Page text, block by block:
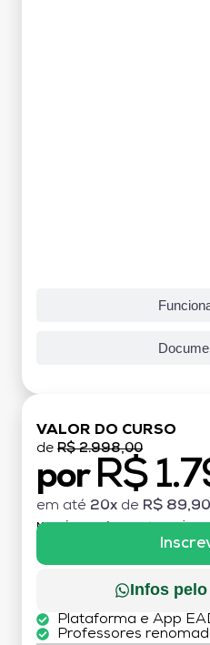
VALOR DO CURSO
de R$ 2.998,00
por R$
em até 20x de R$ 89,90
MATRÍCULA:
Infos
Plataforma e App
Professores